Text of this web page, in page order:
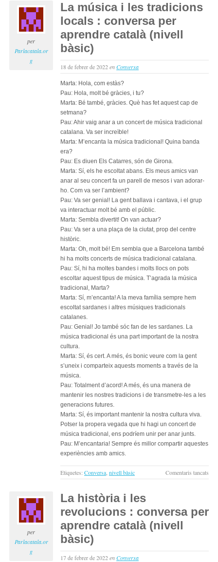
en
per
Parlacatala.or
g
La música i les tradicions
locals : conversa per
aprendre català (nivell
bàsic)
18 de febrer de 2022enConversa
Marta: Hola, com estàs?
Pau: Hola, molt bé gràcies, i tu?
Marta: Bé també, gràcies. Què has fet aquest cap de
setmana?
Pau: Ahir vaig anar a un concert de música tradicional
catalana. Va ser increïble!
Marta: M’encanta la música tradicional! Quina banda
era?
Pau: Es diuen Els Catarres, són de Girona.
Marta: Sí, els he escoltat abans. Els meus amics van
anar al seu concert fa un parell de mesos i van adorar-
ho. Com va ser l’ambient?
Pau: Va ser genial! La gent ballava i cantava, i el grup
va interactuar molt bé amb el públic.
Marta: Sembla divertit! On van actuar?
Pau: Va ser a una plaça de la ciutat, prop del centre
històric.
Marta: Oh, molt bé! Em sembla que a Barcelona també
hi ha molts concerts de música tradicional catalana.
Pau: Sí, hi ha moltes bandes i molts llocs on pots
escoltar aquest tipus de música. T’agrada la música
tradicional, Marta?
Marta: Sí, m’encanta! A la meva família sempre hem
escoltat sardanes i altres músiques tradicionals
catalanes.
Pau: Genial! Jo també sóc fan de les sardanes. La
música tradicional és una part important de la nostra
cultura.
Marta: Sí, és cert. A més, és bonic veure com la gent
s’uneix i comparteix aquests moments a través de la
música.
Pau: Totalment d’acord! A més, és una manera de
mantenir les nostres tradicions i de transmetre-les a les
generacions futures.
Marta: Sí, és important mantenir la nostra cultura viva.
Potser la propera vegada que hi hagi un concert de
música tradicional, ens podríem unir per anar junts.
Pau: M’encantaria! Sempre és millor compartir aquestes
experiències amb amics.
Etiquetes: Conversa nivell bàsic Comentaris tancats
La
les
per
Parlacatala.or
g
La història i les
revolucions : conversa per
aprendre català (nivell
bàsic)
17 de febrer de 2022enConversa